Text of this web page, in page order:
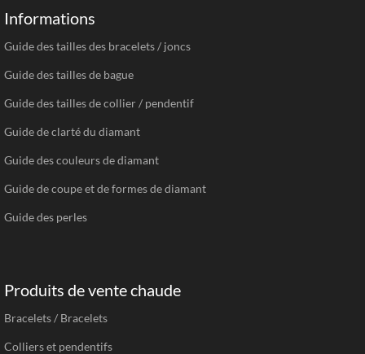
Informations
Guide des tailles des bracelets / joncs
Guide des tailles de bague
Guide des tailles de collier / pendentif
Guide de clarté du diamant
Guide des couleurs de diamant
Guide de coupe et de formes de diamant
Guide des perles
Produits de vente chaude
Bracelets / Bracelets
Colliers et pendentifs